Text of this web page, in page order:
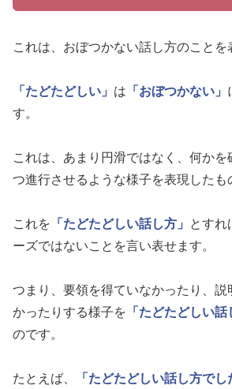
これは、おぼつかない話し方のことを
「たどたどしい」 は 「おぼつかない」
す。
これは、あまり円滑ではなく、何か
つ進行させるような様子を表現したも
これを 「たどたどしい話し方」
とすれ
ーズではないことを言い表せます。
つまり、要領を得ていなかったり、説
かったりする様子を 「たどたどしい話
のです。
たとえば、 「たどたどしい話し方で